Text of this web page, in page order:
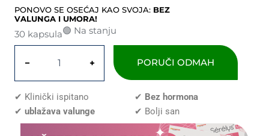
PONOVO SE OSEĆAJ KAO SVOJA: BEZ
VALUNGA I UMORA!
30 kapsula🟢 Na stanju
MENO
− + PORUČI ODMAH
✔ Klinički ispitano
✔ ublažava valunge
✔ Bez hormona
✔ Bolji san